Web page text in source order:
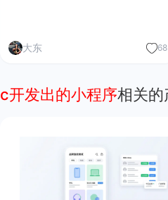
大东 68
c开发出的小程序相关的